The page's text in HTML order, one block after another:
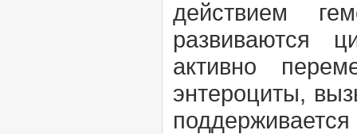
действием
развиваются
активно
энтероциты,